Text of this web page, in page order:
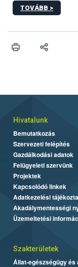
egészen a
érésű szőlőkben is
felhasználók
TOVÁBB >
Hivatalunk
Bemutatkozás
Szervezeti felépítés
Gazdálkodási adatok
Felügyeleti szervünk
Projektek
Kapcsolódó linkek
Adatkezelési
Akadálymentességi
Üzemeltetési
Szakterületek
Állat-egészségügy és